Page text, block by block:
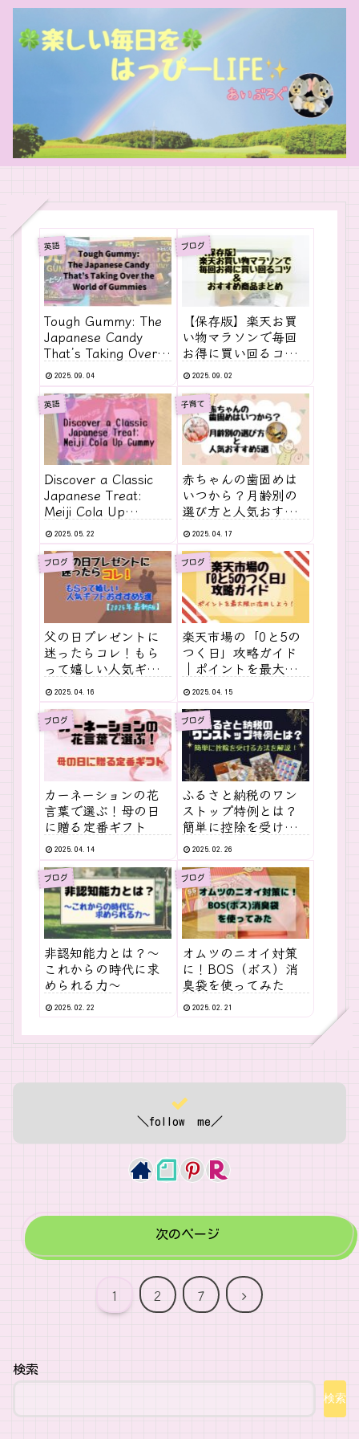
英語
Tough Gummy: The
Japanese Candy
That’s Taking Over
the World of
Gummies
2025.09.04
ブログ
【保存版】楽天お買
い物マラソンで毎回
お得に買い回るコツ
＆おすすめ商品まと
め2025.09.02
英語
Discover a Classic
Japanese Treat:
Meiji Cola Up
Gummy
2025.05.22
子育て
赤ちゃんの歯固めは
いつから？月齢別の
選び方と人気おすす
め5選
2025.04.17
ブログ
父の日プレゼントに
迷ったらコレ！もら
って嬉しい人気ギフ
トおすすめ5選
【2025年最新版】
2025.04.16
ブログ
楽天市場の「0と5の
つく日」攻略ガイド
｜ポイントを最大限
に活用しよう！
2025.04.15
ブログ
カーネーションの花
言葉で選ぶ！母の日
に贈る定番ギフト
2025.04.14
ブログ
ふるさと納税のワン
ストップ特例とは？
簡単に控除を受ける
方法を解説！
2025.02.26
ブログ
非認知能力とは？〜
これからの時代に求
められる力〜
2025.02.22
ブログ
オムツのニオイ対策
に！BOS（ボス）消
臭袋を使ってみた
2025.02.21
＼follow me／
次のページ
1 2 7
次
検索
検索